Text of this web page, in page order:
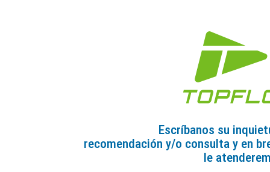
Escríbanos su
recomendación y/o consulta y en
le